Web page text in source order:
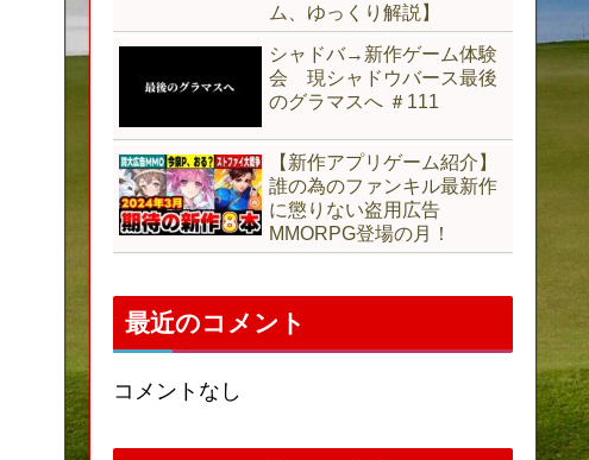
ム、ゆっくり解説】
シャドバ→新作ゲーム体験
会 現シャドウバース最後
のグラマスへ ＃111
【新作アプリゲーム紹介】
誰の為のファンキル最新作
に懲りない盗用広告
MMORPG登場の月！
最近のコメント
コメントなし